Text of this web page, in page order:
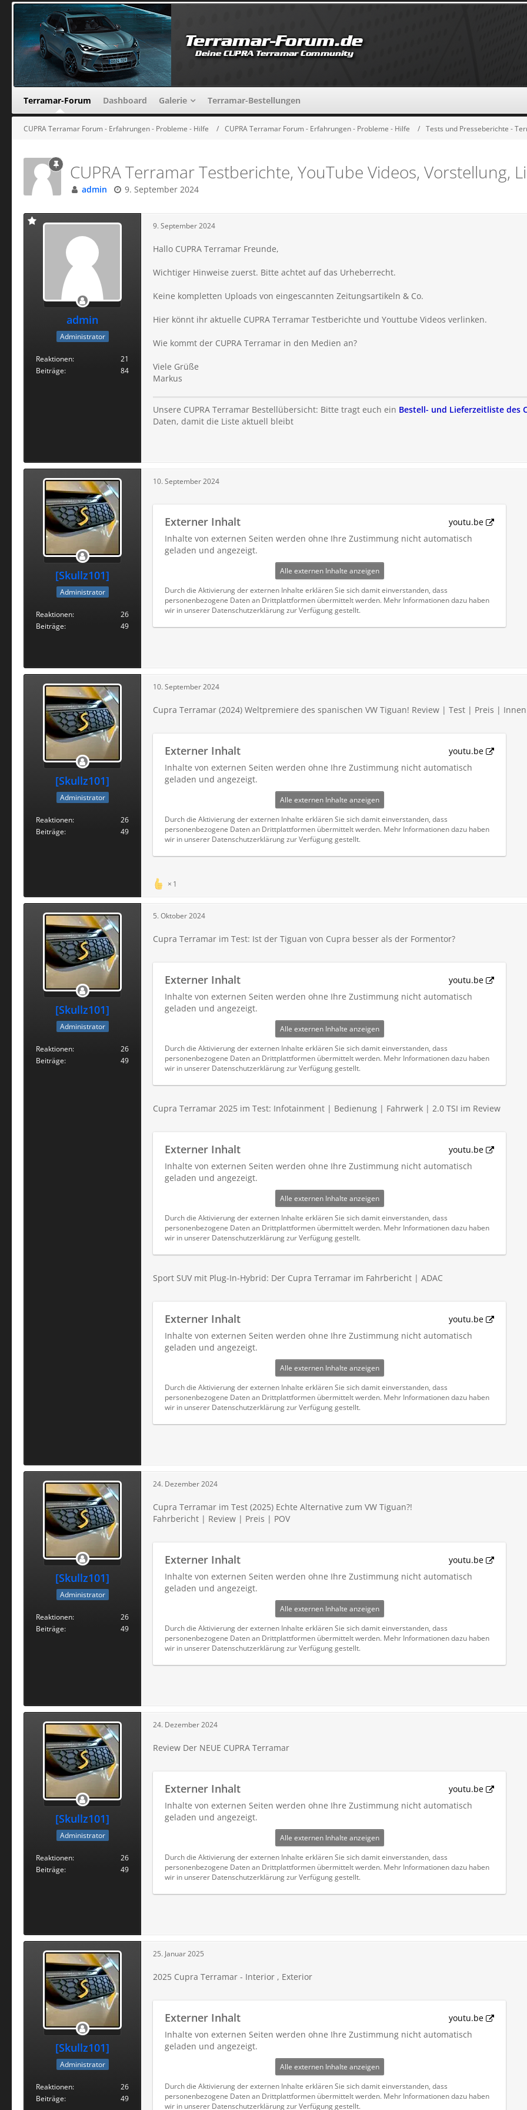
Terramar-Forum Dashboard Galerie Terramar-Bestellungen
CUPRA Terramar Forum - Erfahrungen - Probleme - Hilfe CUPRA Terramar Forum - Erfahrungen - Probleme - Hilfe Tests und Presseberichte -
CUPRA Terramar Testberichte, YouTube Videos, Vorstellung,
admin 9. September 2024
admin
Administrator
Reaktionen
21
Beiträge
84
9. September 2024
Hallo CUPRA Terramar Freunde,
Wichtiger Hinweise zuerst. Bitte achtet auf das Urheberrecht.
Keine kompletten Uploads von eingescannten Zeitungsartikeln & Co.
Hier könnt ihr aktuelle CUPRA Terramar Testberichte und Youttube Videos verlinken.
Wie kommt der CUPRA Terramar in den Medien an?
Viele Grüße
Markus
Unsere CUPRA Terramar Bestellübersicht: Bitte tragt euch ein Bestell- und Lieferzeitliste des
Daten, damit die Liste aktuell bleibt
[Skullz101]
Administrator
Reaktionen
26
Beiträge
49
10. September 2024
Externer Inhalt
youtu.be
Inhalte von externen Seiten werden ohne Ihre Zustimmung nicht automatisch
geladen und angezeigt.
Alle externen Inhalte anzeigen
Durch die Aktivierung der externen Inhalte erklären Sie sich damit einverstanden, dass
personenbezogene Daten an Drittplattformen übermittelt werden. Mehr Informationen dazu haben
wir in unserer Datenschutzerklärung zur Verfügung gestellt.
[Skullz101]
Administrator
Reaktionen
26
Beiträge
49
10. September 2024
Cupra Terramar (2024) Weltpremiere des spanischen VW Tiguan! Review | Test | Preis |
Externer Inhalt
youtu.be
Inhalte von externen Seiten werden ohne Ihre Zustimmung nicht automatisch
geladen und angezeigt.
Alle externen Inhalte anzeigen
Durch die Aktivierung der externen Inhalte erklären Sie sich damit einverstanden, dass
personenbezogene Daten an Drittplattformen übermittelt werden. Mehr Informationen dazu haben
wir in unserer Datenschutzerklärung zur Verfügung gestellt.
1
[Skullz101]
Administrator
Reaktionen
26
Beiträge
49
5. Oktober 2024
Cupra Terramar im Test: Ist der Tiguan von Cupra besser als der Formentor?
Externer Inhalt
youtu.be
Inhalte von externen Seiten werden ohne Ihre Zustimmung nicht automatisch
geladen und angezeigt.
Alle externen Inhalte anzeigen
Durch die Aktivierung der externen Inhalte erklären Sie sich damit einverstanden, dass
personenbezogene Daten an Drittplattformen übermittelt werden. Mehr Informationen dazu haben
wir in unserer Datenschutzerklärung zur Verfügung gestellt.
Cupra Terramar 2025 im Test: Infotainment | Bedienung | Fahrwerk | 2.0 TSI im Review
Externer Inhalt
youtu.be
Inhalte von externen Seiten werden ohne Ihre Zustimmung nicht automatisch
geladen und angezeigt.
Alle externen Inhalte anzeigen
Durch die Aktivierung der externen Inhalte erklären Sie sich damit einverstanden, dass
personenbezogene Daten an Drittplattformen übermittelt werden. Mehr Informationen dazu haben
wir in unserer Datenschutzerklärung zur Verfügung gestellt.
Sport SUV mit Plug-In-Hybrid: Der Cupra Terramar im Fahrbericht | ADAC
Externer Inhalt
youtu.be
Inhalte von externen Seiten werden ohne Ihre Zustimmung nicht automatisch
geladen und angezeigt.
Alle externen Inhalte anzeigen
Durch die Aktivierung der externen Inhalte erklären Sie sich damit einverstanden, dass
personenbezogene Daten an Drittplattformen übermittelt werden. Mehr Informationen dazu haben
wir in unserer Datenschutzerklärung zur Verfügung gestellt.
[Skullz101]
Administrator
Reaktionen
26
Beiträge
49
24. Dezember 2024
Cupra Terramar im Test (2025) Echte Alternative zum VW Tiguan?!
Fahrbericht | Review | Preis | POV
Externer Inhalt
youtu.be
Inhalte von externen Seiten werden ohne Ihre Zustimmung nicht automatisch
geladen und angezeigt.
Alle externen Inhalte anzeigen
Durch die Aktivierung der externen Inhalte erklären Sie sich damit einverstanden, dass
personenbezogene Daten an Drittplattformen übermittelt werden. Mehr Informationen dazu haben
wir in unserer Datenschutzerklärung zur Verfügung gestellt.
[Skullz101]
Administrator
Reaktionen
26
Beiträge
49
24. Dezember 2024
Review Der NEUE CUPRA Terramar
Externer Inhalt
youtu.be
Inhalte von externen Seiten werden ohne Ihre Zustimmung nicht automatisch
geladen und angezeigt.
Alle externen Inhalte anzeigen
Durch die Aktivierung der externen Inhalte erklären Sie sich damit einverstanden, dass
personenbezogene Daten an Drittplattformen übermittelt werden. Mehr Informationen dazu haben
wir in unserer Datenschutzerklärung zur Verfügung gestellt.
[Skullz101]
Administrator
Reaktionen
26
Beiträge
49
25. Januar 2025
2025 Cupra Terramar - Interior , Exterior
Externer Inhalt
youtu.be
Inhalte von externen Seiten werden ohne Ihre Zustimmung nicht automatisch
geladen und angezeigt.
Alle externen Inhalte anzeigen
Durch die Aktivierung der externen Inhalte erklären Sie sich damit einverstanden, dass
personenbezogene Daten an Drittplattformen übermittelt werden. Mehr Informationen dazu haben
wir in unserer Datenschutzerklärung zur Verfügung gestellt.